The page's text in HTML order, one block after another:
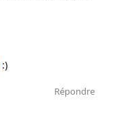
:)
Répondre